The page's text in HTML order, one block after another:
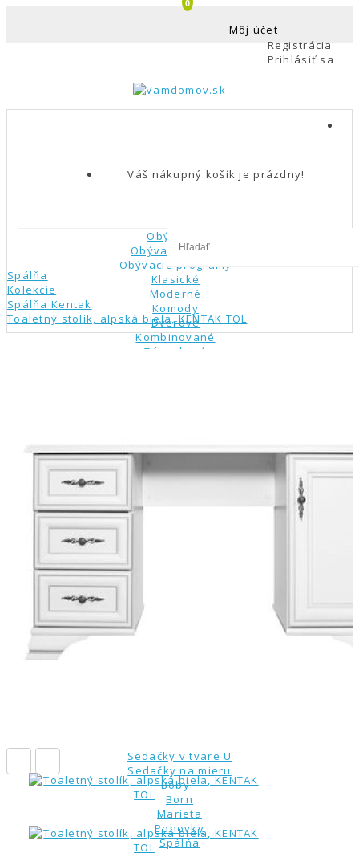
Môj účet
Registrácia
Prihlásiť sa
0
Váš nákupný košík je prázdny!
Obývačka
Obývacie steny
Obývacie programy
Klasické
Moderné
Komody
Dverové
Kombinované
Zásuvkové
Dvojkreslá
Hojdacie kreslá
Kreslá ušiak k TV
Polohovacie kreslá
Regály a police
Sedacie vaky
Doplnky do obývačky
Sedačky v tvare U
Sedačky na mieru
Boby
Born
Marieta
Pohovky
Spálňa
Spálňa
Kolekcie
Spálňa Kentak
Toaletný stolík, alpská biela, KENTAK TOL